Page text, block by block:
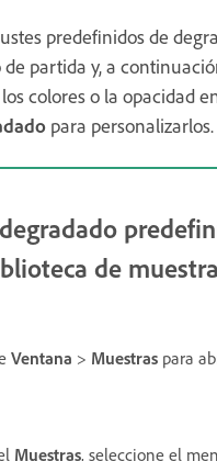
predefinidos de
partida y, a
colores o la opacidad
para personalizarlos.
de
Ventana > Muestras para
Muestras, seleccione el